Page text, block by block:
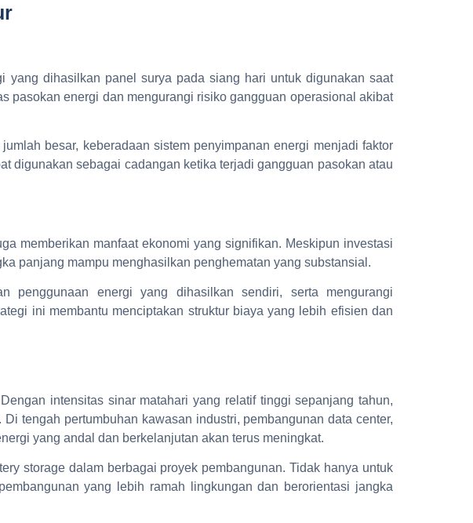
yang dihasilkan panel surya pada siang hari untuk digunakan saat
pasokan energi dan mengurangi risiko gangguan operasional akibat
besar, keberadaan sistem penyimpanan energi menjadi faktor
digunakan sebagai cadangan ketika terjadi gangguan pasokan atau
memberikan manfaat ekonomi yang signifikan. Meskipun investasi
panjang mampu menghasilkan penghematan yang substansial.
penggunaan energi yang dihasilkan sendiri, serta mengurangi
ini membantu menciptakan struktur biaya yang lebih efisien dan
intensitas sinar matahari yang relatif tinggi sepanjang tahun,
tengah pertumbuhan kawasan industri, pembangunan data center,
yang andal dan berkelanjutan akan terus meningkat.
storage dalam berbagai proyek pembangunan. Tidak hanya untuk
yang lebih ramah lingkungan dan berorientasi jangka